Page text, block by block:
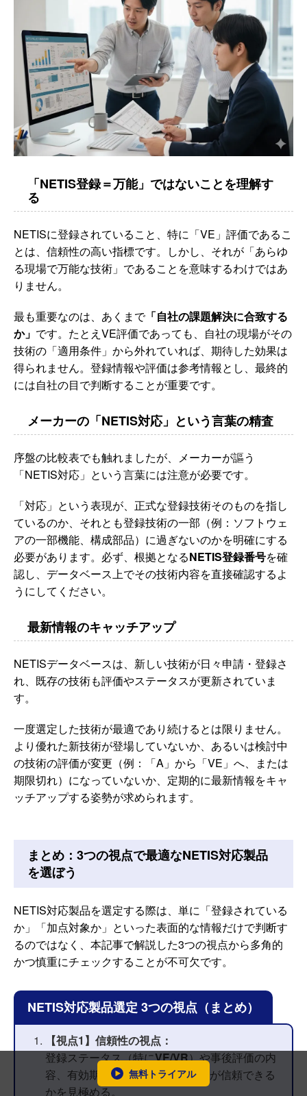
「NETIS登録＝万能」ではないことを理解す
る
NETISに登録されていること、特に「VE」評価であるこ
とは、信頼性の高い指標です。しかし、それが「あらゆ
る現場で万能な技術」であることを意味するわけではあ
りません。
最も重要なのは、あくまで「自社の課題解決に合致する
か」 です。たとえVE評価であっても、自社の現場がその
技術の「適用条件」から外れていれば、期待した効果は
得られません。登録情報や評価は参考情報とし、最終的
には自社の目で判断することが重要です。
メーカーの「NETIS対応」という言葉の精査
序盤の比較表でも触れましたが、メーカーが謳う
「NETIS対応」という言葉には注意が必要です。
「対応」という表現が、正式な登録技術そのものを指し
ているのか、それとも登録技術の一部（例：ソフトウェ
アの一部機能、構成部品）に過ぎないのかを明確にする
必要があります。必ず、根拠となるNETIS登録番号を確
認し、データベース上でその技術内容を直接確認するよ
うにしてください。
最新情報のキャッチアップ
NETISデータベースは、新しい技術が日々申請・登録さ
れ、既存の技術も評価やステータスが更新されていま
す。
一度選定した技術が最適であり続けるとは限りません。
より優れた新技術が登場していないか、あるいは検討中
の技術の評価が変更（例：「A」から「VE」へ、または
期限切れ）になっていないか、定期的に最新情報をキャ
ッチアップする姿勢が求められます。
まとめ：3つの視点で最適なNETIS対応製品
を選ぼう
NETIS対応製品を選定する際は、単に「登録されている
か」「加点対象か」といった表面的な情報だけで判断す
るのではなく、本記事で解説した3つの視点から多角的
かつ慎重にチェックすることが不可欠です。
NETIS対応製品選定 3つの視点（まとめ）
【視点1】信頼性の視点：
登録ステータス（特にVE/VR）や事後評価の内
容、有効期限を確認し、その情報が信頼できる
かを見極める。
無料トライアル